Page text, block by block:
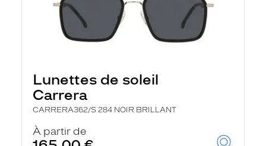
Lunettes de soleil
Carrera
CARRERA362/S 284 NOIR BRILLANT
À partir de